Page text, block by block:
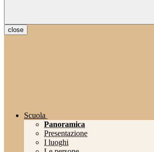
close
Scuola
Panoramica
Presentazione
I luoghi